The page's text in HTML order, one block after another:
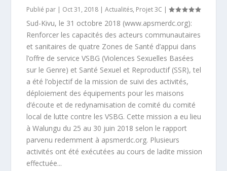
Publié par | Oct 31, 2018 |Actualités, Projet 3C |
Sud-Kivu, le 31 octobre 2018 (www.apsmerdc.org):
Renforcer les capacités des acteurs communautaires
et sanitaires de quatre Zones de Santé d’appui dans
l’offre de service VSBG (Violences Sexuelles Basées
sur le Genre) et Santé Sexuel et Reproductif (SSR), tel
a été l’objectif de la mission de suivi des activités,
déploiement des équipements pour les maisons
d’écoute et de redynamisation de comité du comité
local de lutte contre les VSBG. Cette mission a eu lieu
à Walungu du 25 au 30 juin 2018 selon le rapport
parvenu redemment à apsmerdc.org. Plusieurs
activités ont été exécutées au cours de ladite mission
effectuée...